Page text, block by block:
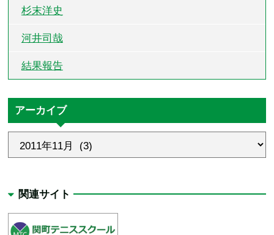
杉末洋史
河井司哉
結果報告
アーカイブ
関連サイト